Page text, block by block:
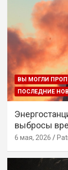
ВЫ МОГЛИ
ПОСЛЕДНИЕ
выбросы
6 мая, 2026